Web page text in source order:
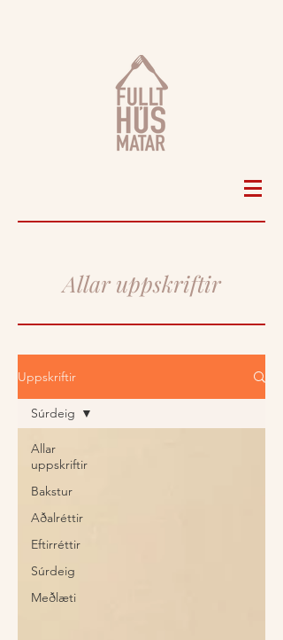
Allar uppskriftir
Uppskriftir
Allar
uppskriftir
Bakstur
Aðalréttir
Eftirréttir
Súrdeig
Meðlæti
Súrdeig